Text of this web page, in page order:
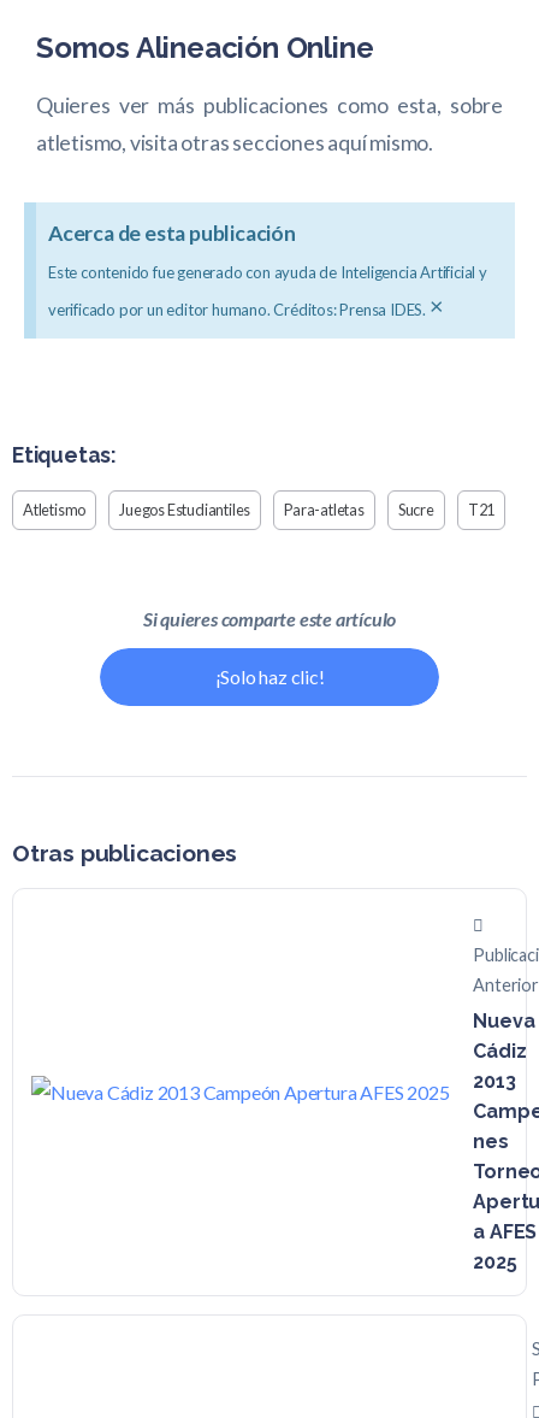
Somos Alineación Online
Quieres ver más publicaciones como esta, sobre
atletismo, visita otras secciones aquí mismo.
Acerca de esta publicación
Este contenido fue generado con ayuda de Inteligencia Artificial y
verificado por un editor humano. Créditos: Prensa IDES. ×
Etiquetas:
Atletismo Juegos Estudiantiles Para-atletas Sucre T21
Si quieres comparte este artículo
¡Solo haz clic!
Otras publicaciones
Anterior
Nueva
Cádiz
2013
nes
a AFES
2025